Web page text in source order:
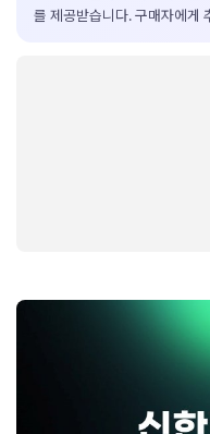
를 제공받습니다. 구매자에게